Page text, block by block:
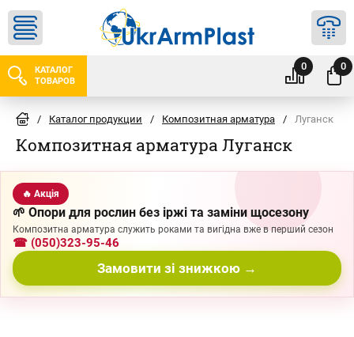
КАТАЛОГ
ТОВАРОВ
0 0
/ Каталог продукции / Композитная арматура / Луганск
Композитная арматура Луганск
🔥 Акція
🌱 Опори для рослин без іржі та заміни щосезону
Композитна арматура служить роками та вигідна вже в перший сезон
☎ (050)323-95-46
Замовити зі знижкою →